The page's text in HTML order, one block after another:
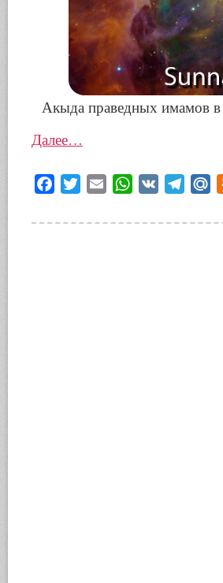
Акыда праведных имамов
Далее…
Facebook
Twitter Email WhatsApp
VK